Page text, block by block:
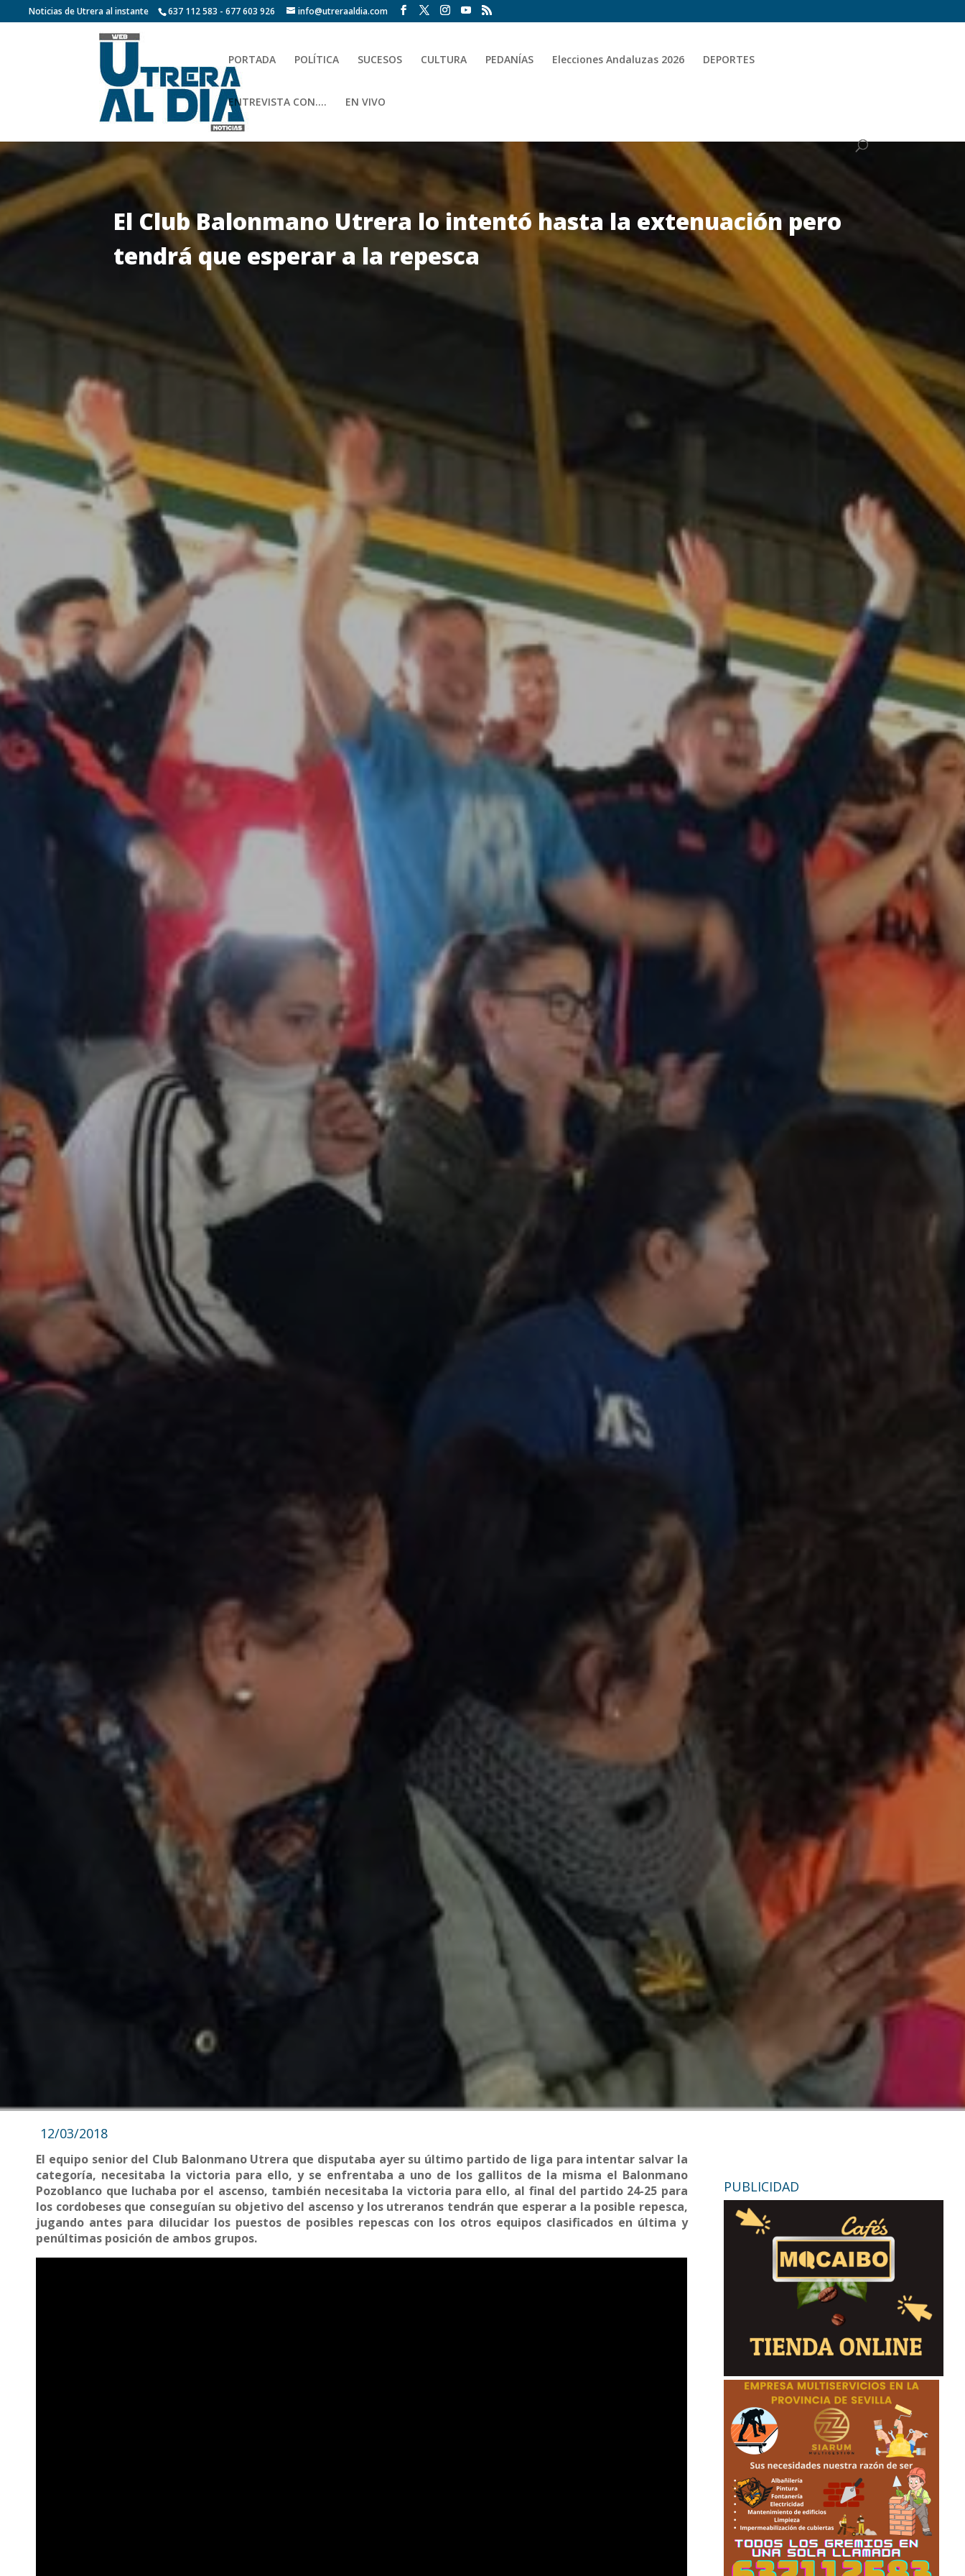
Noticias de Utrera al instante 637 112 583 - 677 603 926 info@utreraaldia.com
PORTADA POLÍTICA SUCESOS CULTURA PEDANÍAS Elecciones Andaluzas 2026 DEPORTES
ENTREVISTA CON…. EN VIVO
El Club Balonmano Utrera lo intentó hasta la extenuación pero
tendrá que esperar a la repesca
12/03/2018
El equipo senior del Club Balonmano Utrera que disputaba ayer su último partido de liga para intentar salvar la
categoría, necesitaba la victoria para ello, y se enfrentaba a uno de los gallitos de la misma el Balonmano
Pozoblanco que luchaba por el ascenso, también necesitaba la victoria para ello, al final del partido 24-25 para
los cordobeses que conseguían su objetivo del ascenso y los utreranos tendrán que esperar a la posible repesca,
jugando antes para dilucidar los puestos de posibles repescas con los otros equipos clasificados en última y
penúltimas posición de ambos grupos.
PUBLICIDAD